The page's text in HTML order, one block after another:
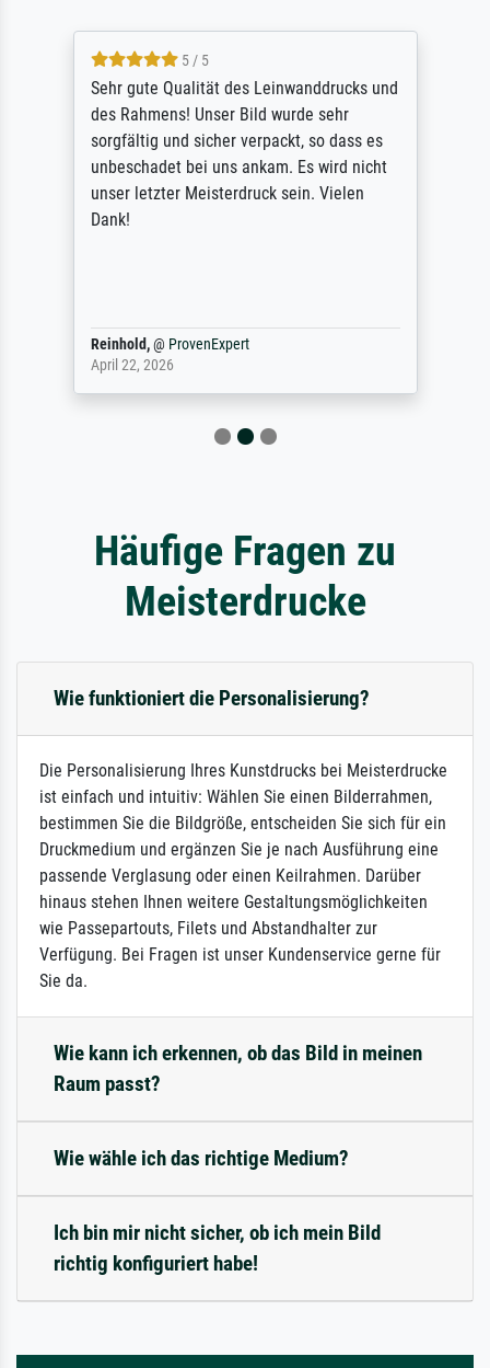
5 / 5
Sehr gute Qualität des Leinwanddrucks und
des Rahmens! Unser Bild wurde sehr
sorgfältig und sicher verpackt, so dass es
unbeschadet bei uns ankam. Es wird nicht
unser letzter Meisterdruck sein. Vielen
Dank!
Reinhold,@ ProvenExpert
April 22, 2026
Häufige Fragen zu
Meisterdrucke
Wie funktioniert die Personalisierung?
Die Personalisierung Ihres Kunstdrucks bei Meisterdrucke
ist einfach und intuitiv: Wählen Sie einen Bilderrahmen,
bestimmen Sie die Bildgröße, entscheiden Sie sich für ein
Druckmedium und ergänzen Sie je nach Ausführung eine
passende Verglasung oder einen Keilrahmen. Darüber
hinaus stehen Ihnen weitere Gestaltungsmöglichkeiten
wie Passepartouts, Filets und Abstandhalter zur
Verfügung. Bei Fragen ist unser Kundenservice gerne für
Sie da.
Wie kann ich erkennen, ob das Bild in meinen
Raum passt?
Wie wähle ich das richtige Medium?
Ich bin mir nicht sicher, ob ich mein Bild
richtig konfiguriert habe!